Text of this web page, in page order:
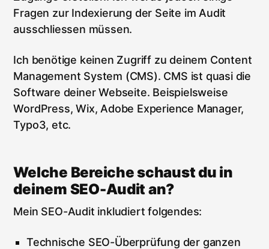
Fragen zur Indexierung der Seite im Audit
ausschliessen müssen.
Ich benötige keinen Zugriff zu deinem Content
Management System (CMS). CMS ist quasi die
Software deiner Webseite. Beispielsweise
WordPress, Wix, Adobe Experience Manager,
Typo3, etc.
Welche Bereiche schaust du in
deinem SEO-Audit an?
Mein SEO-Audit inkludiert folgendes:
Technische SEO-Überprüfung der ganzen